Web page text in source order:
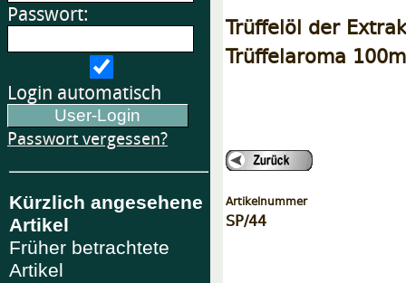
Passwort:
Login automatisch
Passwort vergessen?
Kürzlich angesehene
Artikel
Früher betrachtete
Artikel
Trüffelöl der
Trüffelaroma
Artikelnummer
SP/44